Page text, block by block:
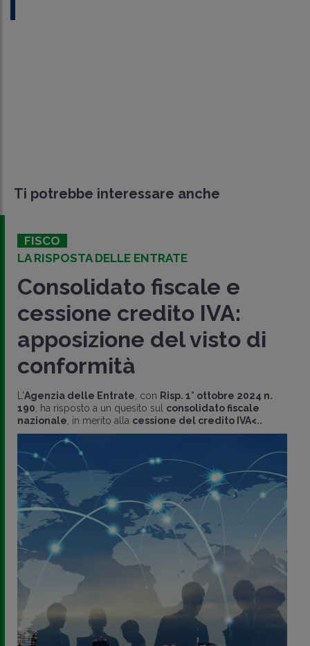
Ti potrebbe interessare anche
FISCO
LA RISPOSTA DELLE ENTRATE
Consolidato fiscale e
cessione credito IVA:
apposizione del visto di
conformità
L'Agenzia delle Entrate , con Risp. 1° ottobre 2024 n.
190 , ha risposto a un quesito sul consolidato fiscale
nazionale , in merito alla cessione del credito IVA<..